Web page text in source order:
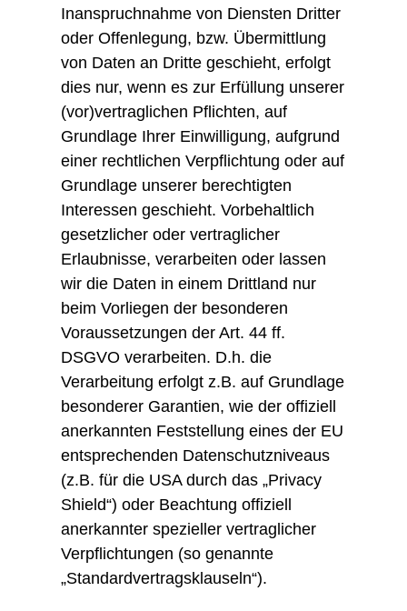
Inanspruchnahme von Diensten Dritter
oder Offenlegung, bzw. Übermittlung
von Daten an Dritte geschieht, erfolgt
dies nur, wenn es zur Erfüllung unserer
(vor)vertraglichen Pflichten, auf
Grundlage Ihrer Einwilligung, aufgrund
einer rechtlichen Verpflichtung oder auf
Grundlage unserer berechtigten
Interessen geschieht. Vorbehaltlich
gesetzlicher oder vertraglicher
Erlaubnisse, verarbeiten oder lassen
wir die Daten in einem Drittland nur
beim Vorliegen der besonderen
Voraussetzungen der Art. 44 ff.
DSGVO verarbeiten. D.h. die
Verarbeitung erfolgt z.B. auf Grundlage
besonderer Garantien, wie der offiziell
anerkannten Feststellung eines der EU
entsprechenden Datenschutzniveaus
(z.B. für die USA durch das „Privacy
Shield“) oder Beachtung offiziell
anerkannter spezieller vertraglicher
Verpflichtungen (so genannte
„Standardvertragsklauseln“).